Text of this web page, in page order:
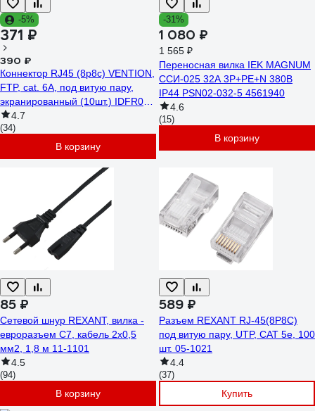
-5%
371 ₽
390 ₽
Коннектор RJ45 (8p8c) VENTION,
FTP, cat. 6A, под витую пару,
экранированный (10шт.) IDFR0-
104.7
(34)
В корзину
-31%
1 080 ₽
1 565 ₽
Переносная вилка IEK MAGNUM
ССИ-025 32А 3Р+РЕ+N 380В
IP44 PSN02-032-5 4561940
4.6
(15)
В корзину
85 ₽
Сетевой шнур REXANT, вилка -
евроразъем С7, кабель 2x0,5
мм2, 1,8 м 11-1101
4.5
(94)
В корзину
589 ₽
Разъем REXANT RJ-45(8P8C)
под витую пару, UTP, CAT 5e, 100
шт. 05-1021
4.4
(37)
Купить